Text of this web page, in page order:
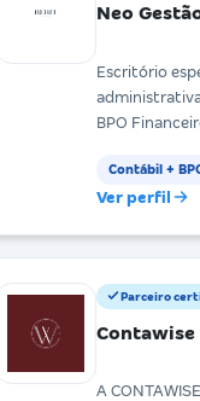
Neo
Escritório
BPO
Contábil +
Ver perfil
Parceiro
A